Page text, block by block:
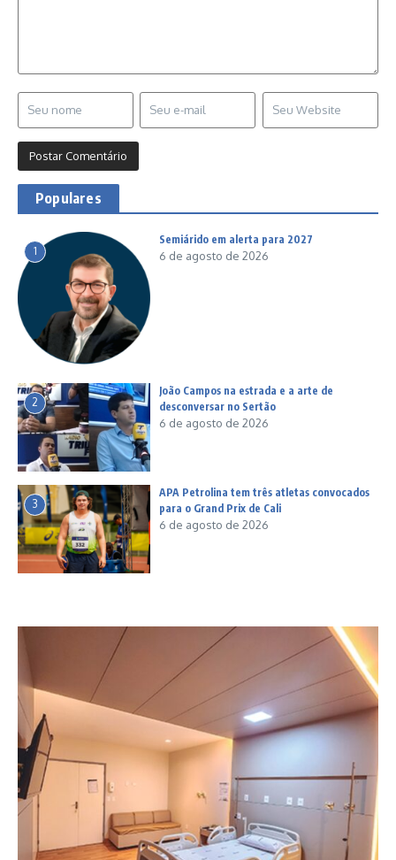
Populares
1
Semiárido em alerta para 2027
6 de agosto de 2026
2
João Campos na estrada e a arte de
desconversar no Sertão
6 de agosto de 2026
3
APA Petrolina tem três atletas convocados
para o Grand Prix de Cali
6 de agosto de 2026